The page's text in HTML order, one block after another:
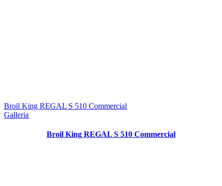
Broil King REGAL S 510 Commercial
Galleria
Broil King REGAL S 510 Commercial